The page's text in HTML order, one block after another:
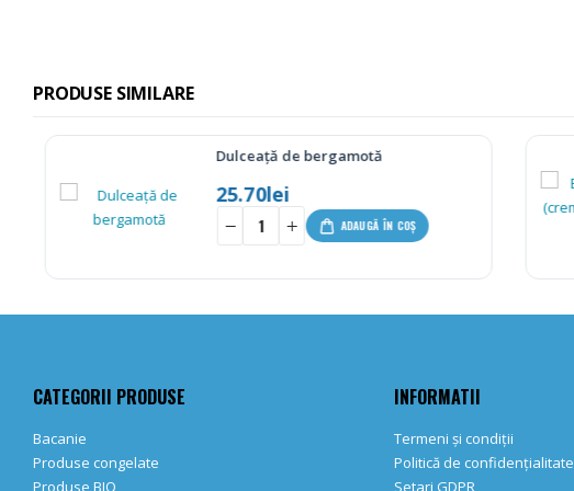
PRODUSE SIMILARE
Dulceață de bergamotă
25.70lei
ADAUGĂ ÎN COȘ
CATEGORII PRODUSE
Bacanie
Produse congelate
Produse BIO
INFORMATII
Termeni și condiții
Politică de confidențialitate
Setari GDPR